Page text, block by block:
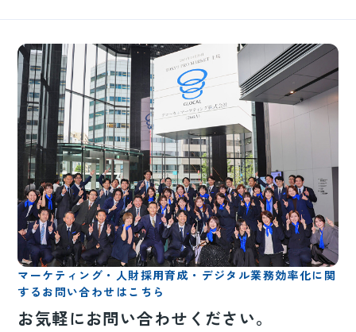
マーケティング・人財採用育成・デジタル業務効率化に関
するお問い合わせはこちら
お気軽にお問い合わせください。